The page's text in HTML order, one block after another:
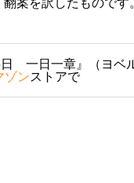
案を訳したものです
一日一章』（ヨベ
ゾンストアで